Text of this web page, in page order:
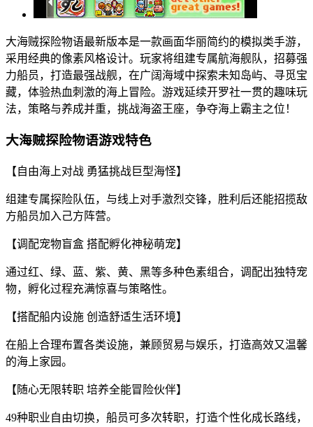
大海贼探险物语最新版本是一款画面华丽简约的模拟类手游，
采用经典的像素风格设计。玩家将组建专属航海舰队，招募强
力船员，打造最强战舰，在广阔海域中探索未知岛屿、寻觅宝
藏，体验热血刺激的海上冒险。游戏延续开罗社一贯的趣味玩
法，策略与养成并重，挑战海盗王座，争夺海上霸主之位！
大海贼探险物语游戏特色
【自由海上对战 勇猛挑战巨型海怪】
组建专属探险队伍，与线上对手激烈交锋，胜利后还能招揽敌
方船员加入己方阵营。
【调配宠物盲盒 搭配孵化神秘萌宠】
通过红、绿、蓝、紫、黄、黑等多种色素组合，调配出独特宠
物，孵化过程充满惊喜与策略性。
【搭配船内设施 创造舒适生活环境】
在船上合理布置各类设施，兼顾贸易与娱乐，打造高效又温馨
的海上家园。
【随心无限转职 培养全能冒险伙伴】
49种职业自由切换，船员可多次转职，打造个性化成长路线，